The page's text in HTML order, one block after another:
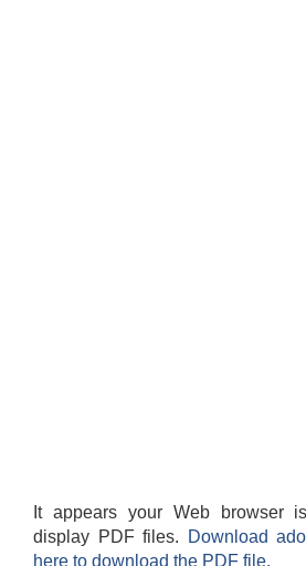
It appears your Web browser
display PDF files.
Download
here to download the PDF file.